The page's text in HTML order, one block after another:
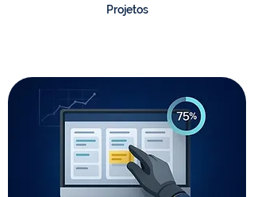
Projetos